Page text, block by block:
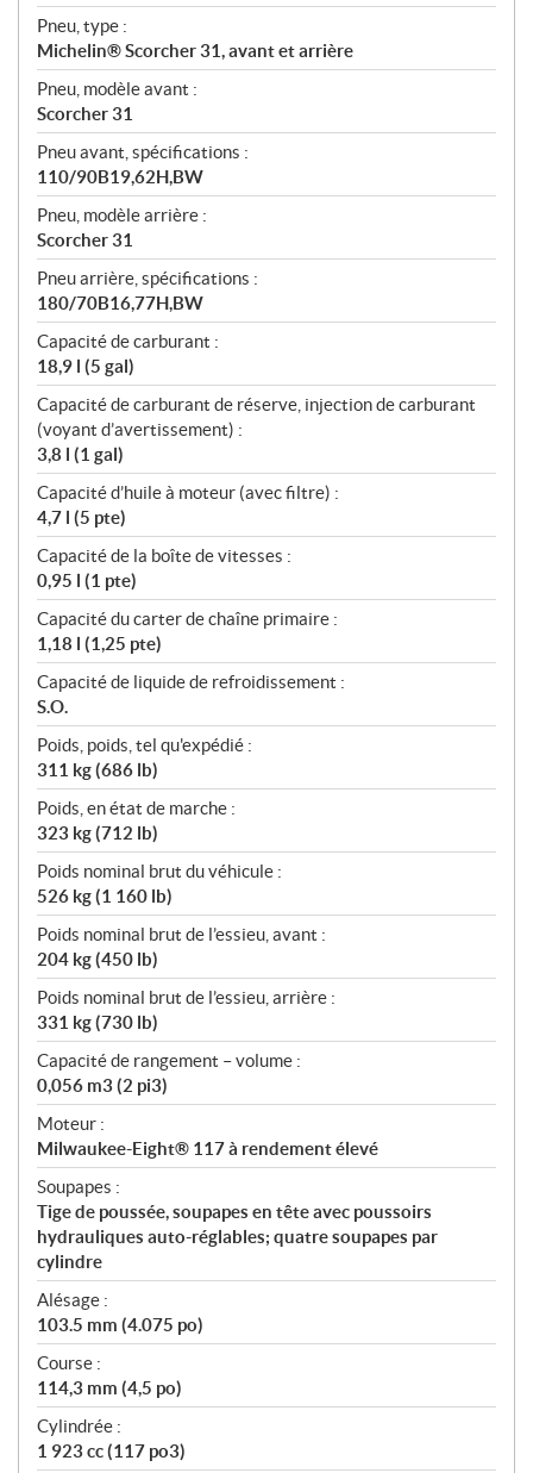
Pneu, type :
Michelin® Scorcher 31, avant et arrière
Pneu, modèle avant :
Scorcher 31
Pneu avant, spécifications :
110/90B19,62H,BW
Pneu, modèle arrière :
Scorcher 31
Pneu arrière, spécifications :
180/70B16,77H,BW
Capacité de carburant :
18,9 l (5 gal)
Capacité de carburant de réserve, injection de carburant
(voyant d’avertissement) :
3,8 l (1 gal)
Capacité d’huile à moteur (avec filtre) :
4,7 l (5 pte)
Capacité de la boîte de vitesses :
0,95 l (1 pte)
Capacité du carter de chaîne primaire :
1,18 l (1,25 pte)
Capacité de liquide de refroidissement :
S.O.
Poids, poids, tel qu'expédié :
311 kg (686 lb)
Poids, en état de marche :
323 kg (712 lb)
Poids nominal brut du véhicule :
526 kg (1 160 lb)
Poids nominal brut de l’essieu, avant :
204 kg (450 lb)
Poids nominal brut de l’essieu, arrière :
331 kg (730 lb)
Capacité de rangement – volume :
0,056 m3 (2 pi3)
Moteur :
Milwaukee-Eight® 117 à rendement élevé
Soupapes :
Tige de poussée, soupapes en tête avec poussoirs
hydrauliques auto-réglables; quatre soupapes par
cylindre
Alésage :
103.5 mm (4.075 po)
Course :
114,3 mm (4,5 po)
Cylindrée :
1 923 cc (117 po3)